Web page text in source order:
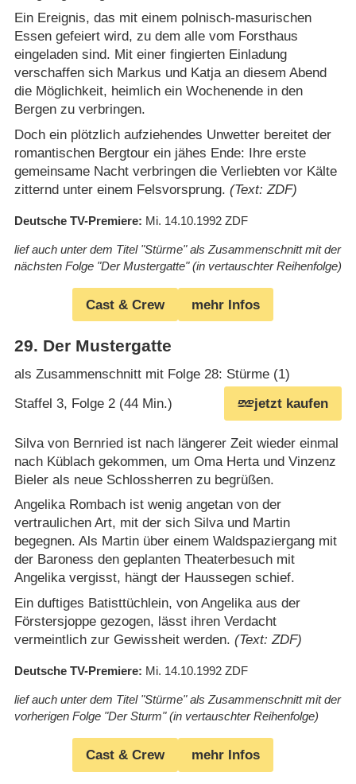
Ein Ereignis, das mit einem polnisch-masurischen
Essen gefeiert wird, zu dem alle vom Forsthaus
eingeladen sind. Mit einer fingierten Einladung
verschaffen sich Markus und Katja an diesem Abend
die Möglichkeit, heimlich ein Wochenende in den
Bergen zu verbringen.
Doch ein plötzlich aufziehendes Unwetter bereitet der
romantischen Bergtour ein jähes Ende: Ihre erste
gemeinsame Nacht verbringen die Verliebten vor Kälte
zitternd unter einem Felsvorsprung. (Text: ZDF)
Deutsche TV-Premiere Mi. 14.10.1992 ZDF
lief auch unter dem Titel "Stürme" als Zusammenschnitt mit der
nächsten Folge "Der Mustergatte" (in vertauschter Reihenfolge)
Cast & Crew mehr Infos
29. Der Mustergatte
als Zusammenschnitt mit Folge 28: Stürme (1)
Staffel 3, Folge 2 (44 Min.)
jetzt kaufen
Silva von Bernried ist nach längerer Zeit wieder einmal
nach Küblach gekommen, um Oma Herta und Vinzenz
Bieler als neue Schlossherren zu begrüßen.
Angelika Rombach ist wenig angetan von der
vertraulichen Art, mit der sich Silva und Martin
begegnen. Als Martin über einem Waldspaziergang mit
der Baroness den geplanten Theaterbesuch mit
Angelika vergisst, hängt der Haussegen schief.
Ein duftiges Batisttüchlein, von Angelika aus der
Förstersjoppe gezogen, lässt ihren Verdacht
vermeintlich zur Gewissheit werden. (Text: ZDF)
Deutsche TV-Premiere Mi. 14.10.1992 ZDF
lief auch unter dem Titel "Stürme" als Zusammenschnitt mit der
vorherigen Folge "Der Sturm" (in vertauschter Reihenfolge)
Cast & Crew mehr Infos